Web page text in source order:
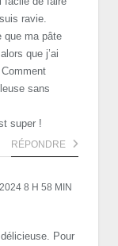
ravie.
que ma pâte
que j’ai
sans
super !
RÉPONDRE
8 H 58 MIN
Pour